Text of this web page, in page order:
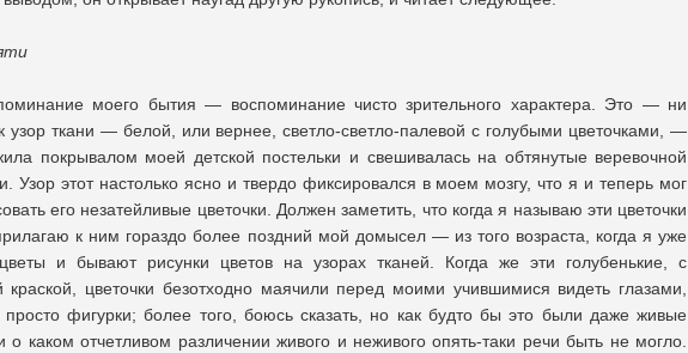
моего бытия — воспоминание чисто зрительного характера. Это — ни
узор ткани — белой, или вернее, светло-светло-палевой с голубыми цветочками, —
покрывалом моей детской постельки и свешивалась на обтянутые веревочной
Узор этот настолько ясно и твердо фиксировался в моем мозгу, что я и теперь мог
его незатейливые цветочки. Должен заметить, что когда я называю эти цветочки
к ним гораздо более поздний мой домысел — из того возраста, когда я уже
и бывают рисунки цветов на узорах тканей. Когда же эти голубенькие, с
краской, цветочки безотходно маячили перед моими учившимися видеть глазами,
фигурки; более того, боюсь сказать, но как будто бы это были даже живые
каком отчетливом различении живого и неживого опять-таки речи быть не могло.